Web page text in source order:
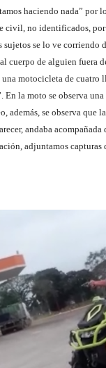
haciendo nada” por
civil, no identificados,
sujetos se lo ve corriendo
cuerpo de alguien fuera
motocicleta de cuatro
la moto se observa una
además, se observa que
andaba acompañada
adjuntamos